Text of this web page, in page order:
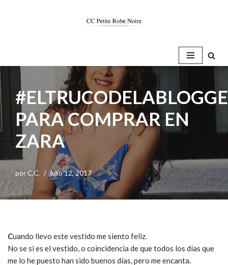
PARA COMPRAR EN
ZARA
porC.C. julio 12, 2017
Cuando llevo este vestido me siento feliz.
No se si es el vestido, o coincidencia de que todos los días que
me lo he puesto han sido buenos días, pero me encanta.